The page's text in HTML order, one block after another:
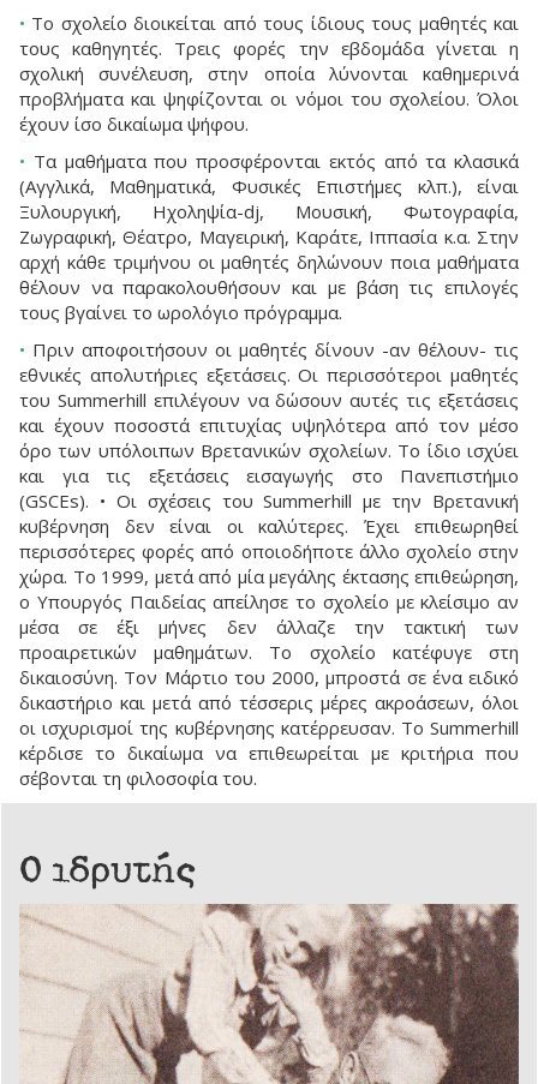
• Το σχολείο διοικείται από τους ίδιους τους μαθητές και
τους καθηγητές. Τρεις φορές την εβδομάδα γίνεται η
σχολική συνέλευση, στην οποία λύνονται καθημερινά
προβλήματα και ψηφίζονται οι νόμοι του σχολείου. Όλοι
έχουν ίσο δικαίωμα ψήφου.
• Τα μαθήματα που προσφέρονται εκτός από τα κλασικά
(Αγγλικά, Μαθηματικά, Φυσικές Επιστήμες κλπ.), είναι
Ξυλουργική, Ηχοληψία-dj, Μουσική, Φωτογραφία,
Ζωγραφική, Θέατρο, Μαγειρική, Καράτε, Ιππασία κ.α. Στην
αρχή κάθε τριμήνου οι μαθητές δηλώνουν ποια μαθήματα
θέλουν να παρακολουθήσουν και με βάση τις επιλογές
τους βγαίνει το ωρολόγιο πρόγραμμα.
• Πριν αποφοιτήσουν οι μαθητές δίνουν -αν θέλουν- τις
εθνικές απολυτήριες εξετάσεις. Οι περισσότεροι μαθητές
του Summerhill επιλέγουν να δώσουν αυτές τις εξετάσεις
και έχουν ποσοστά επιτυχίας υψηλότερα από τον μέσο
όρο των υπόλοιπων Βρετανικών σχολείων. Το ίδιο ισχύει
και για τις εξετάσεις εισαγωγής στο Πανεπιστήμιο
(GSCEs). • Οι σχέσεις του Summerhill με την Βρετανική
κυβέρνηση δεν είναι οι καλύτερες. Έχει επιθεωρηθεί
περισσότερες φορές από οποιοδήποτε άλλο σχολείο στην
χώρα. Το 1999, μετά από μία μεγάλης έκτασης επιθεώρηση,
ο Υπουργός Παιδείας απείλησε το σχολείο με κλείσιμο αν
μέσα σε έξι μήνες δεν άλλαζε την τακτική των
προαιρετικών μαθημάτων. Το σχολείο κατέφυγε στη
δικαιοσύνη. Τον Μάρτιο του 2000, μπροστά σε ένα ειδικό
δικαστήριο και μετά από τέσσερις μέρες ακροάσεων, όλοι
οι ισχυρισμοί της κυβέρνησης κατέρρευσαν. Το Summerhill
κέρδισε το δικαίωμα να επιθεωρείται με κριτήρια που
σέβονται τη φιλοσοφία του.
Ο ιδρυτής